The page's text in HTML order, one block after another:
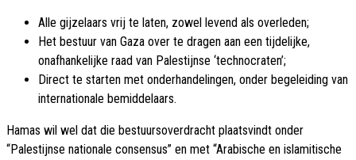
Alle gijzelaars vrij te laten, zowel levend als overleden;
Het bestuur van Gaza over te dragen aan een tijdelijke,
onafhankelijke raad van Palestijnse ‘technocraten’;
Direct te starten met onderhandelingen, onder begeleiding van
internationale bemiddelaars.
Hamas wil wel dat die bestuursoverdracht plaatsvindt onder
“Palestijnse nationale consensus” en met “Arabische en islamitische